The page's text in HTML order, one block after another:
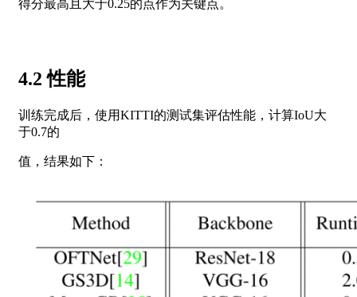
得分最高且大于0.25的点作为关键点。
4.2 性能
训练完成后，使用KITTI的测试集评估性能，计算IoU大
于0.7的
值，结果如下：